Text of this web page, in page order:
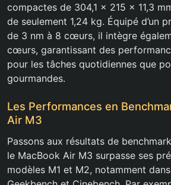
compactes de 304,1 x 215 x 11,3
de seulement 1,24 kg. Équipé d’un
de 3 nm à 8 cœurs, il intègre
cœurs, garantissant des
pour les tâches quotidiennes que
gourmandes.
Les Performances en
Air M3
Passons aux résultats de
le MacBook Air M3 surpasse ses
modèles M1 et M2, notamment